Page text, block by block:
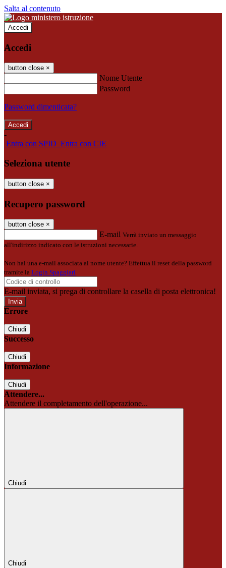
Salta al contenuto
Accedi
Accedi
button close ×
Nome Utente
Password
Password dimenticata?
-
Entra con SPID Entra con CIE
Seleziona utente
button close ×
Recupero password
button close ×
E-mail Verrà inviato un messaggio
all'indirizzo indicato con le istruzioni necessarie.
Non hai una e-mail associata al nome utente? Effettua il reset della password
tramite la Login Spaggiari
E-mail inviata, si prega di controllare la casella di posta elettronica!
Errore
Chiudi
Successo
Chiudi
Informazione
Chiudi
Attendere...
Attendere il completamento dell'operazione...
Chiudi
Chiudi